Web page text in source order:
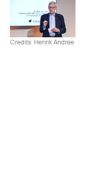
Credits: Henrik Andree